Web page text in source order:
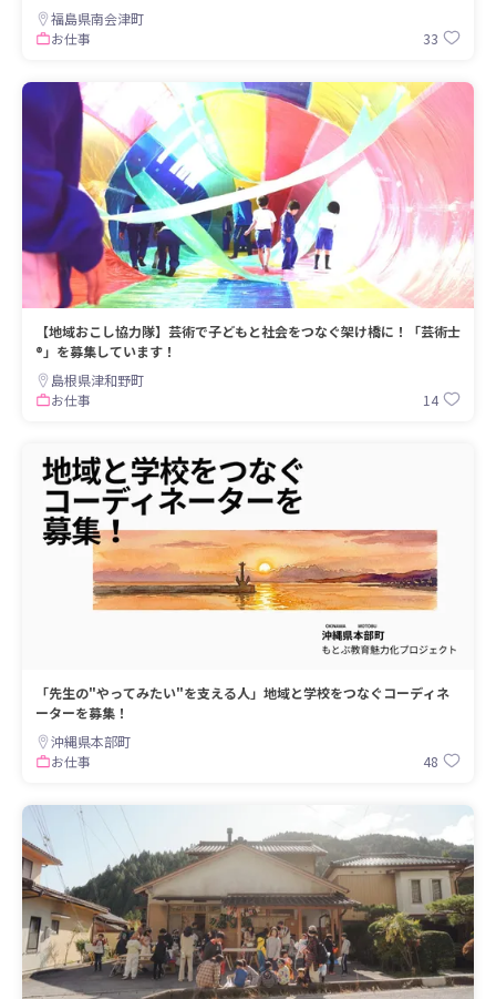
福島県南会津町
お仕事
33
【地域おこし協力隊】芸術で子どもと社会をつなぐ架け橋に！「芸術士
®」を募集しています！
島根県津和野町
お仕事
14
「先生の"やってみたい"を支える人」地域と学校をつなぐコーディネ
ーターを募集！
沖縄県本部町
お仕事
48